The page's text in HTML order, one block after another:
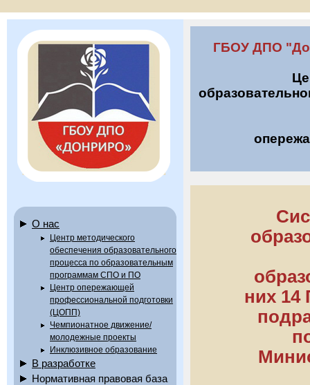
О нас
Центр методического
обеспечения образовательного
процесса по образовательным
программам СПО и ПО
Центр опережающей
профессиональной подготовки
(ЦОПП)
Чемпионатное движение/
молодежные проекты
Инклюзивное образование
В разработке
Нормативная правовая база
ГБОУ ДПО
них 14